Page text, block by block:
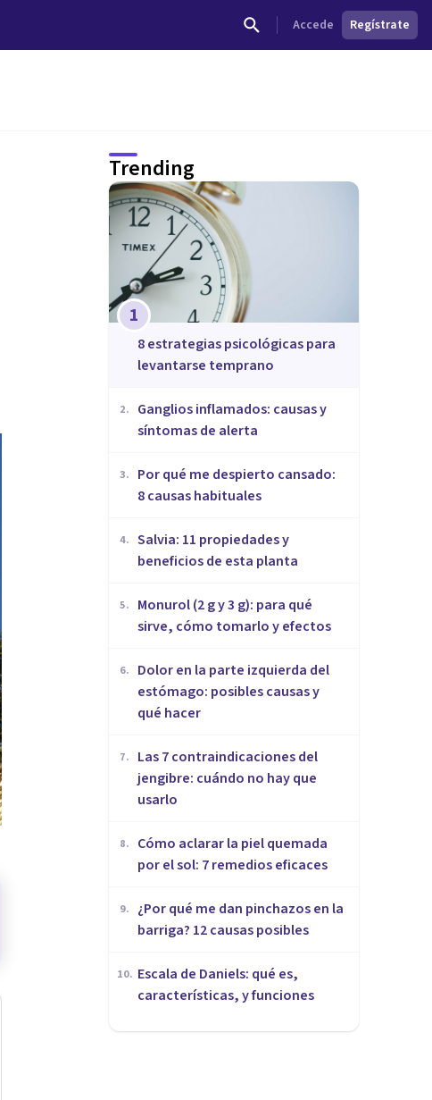
Accede Regístrate
Trending
1
8 estrategias psicológicas para
levantarse temprano
2.
Ganglios inflamados: causas y
síntomas de alerta
3.
Por qué me despierto cansado:
8 causas habituales
4. Salvia: 11 propiedades y
beneficios de esta planta
5.
Monurol (2 g y 3 g): para qué
sirve, cómo tomarlo y efectos
6.
Dolor en la parte izquierda del
estómago: posibles causas y
qué hacer
7.
Las 7 contraindicaciones del
jengibre: cuándo no hay que
usarlo
8.
Cómo aclarar la piel quemada
por el sol: 7 remedios eficaces
9.
¿Por qué me dan pinchazos en la
barriga? 12 causas posibles
10. Escala de Daniels: qué es,
características, y funciones